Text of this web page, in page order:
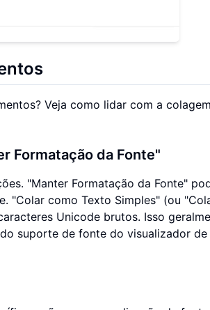
Veja como lidar com a
Formatação da Fonte"
"Manter Formatação da Fonte"
"Colar como Texto Simples" (ou
Unicode brutos. Isso
suporte de fonte do visualizador